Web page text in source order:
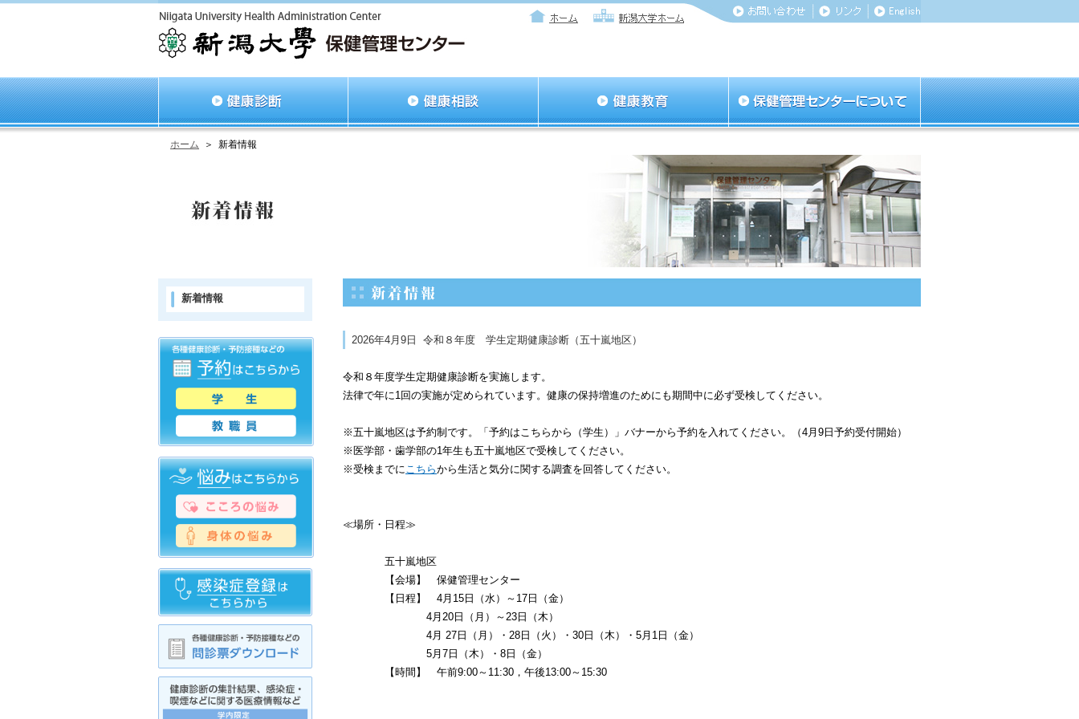
ホーム ＞ 新着情報
新着情報
2026年4月9日 令和８年度 学生定期健康診断（五十嵐地区）
令和８年度学生定期健康診断を実施します。
法律で年に1回の実施が定められています。健康の保持増進のためにも期間中に必ず受検してください。
※五十嵐地区は予約制です。「予約はこちらから（学生）」バナーから予約を入れてください。（4月9日予約受付開始）
※医学部・歯学部の1年生も五十嵐地区で受検してください。
※受検までにこちらから生活と気分に関する調査を回答してください。
≪場所・日程≫
五十嵐地区
【会場】 保健管理センター
【日程】 4月15日（水）～17日（金）
4月20日（月）～23日（木）
4月 27日（月）・28日（火）・30日（木）・5月1日（金）
5月7日（木）・8日（金）
【時間】 午前9:00～11:30，午後13:00～15:30